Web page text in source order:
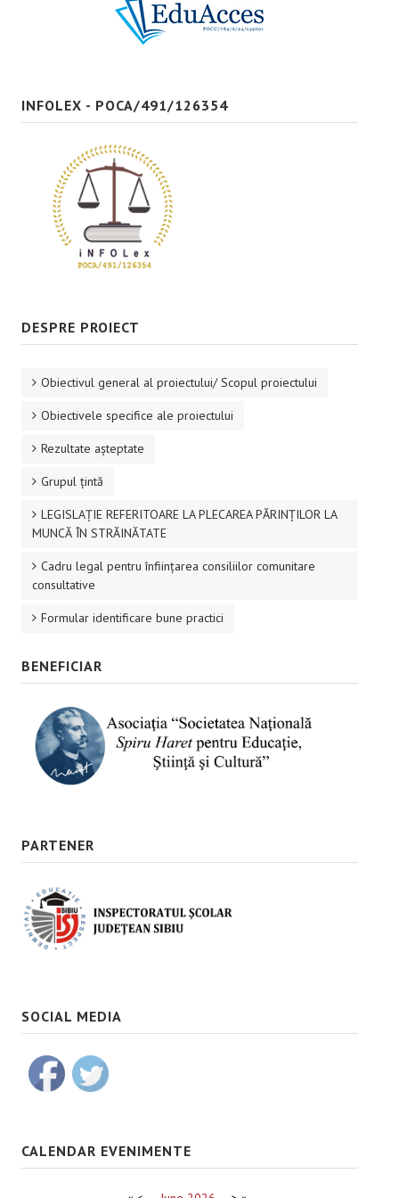
INFOLEX - POCA/491/126354
DESPRE PROIECT
Obiectivul general al proiectului/ Scopul proiectului
Obiectivele specifice ale proiectului
Rezultate aşteptate
Grupul ţintă
LEGISLAȚIE REFERITOARE LA PLECAREA PĂRINȚILOR LA
MUNCĂ ÎN STRĂINĂTATE
Cadru legal pentru înființarea consiliilor comunitare
consultative
Formular identificare bune practici
BENEFICIAR
PARTENER
SOCIAL MEDIA
CALENDAR EVENIMENTE